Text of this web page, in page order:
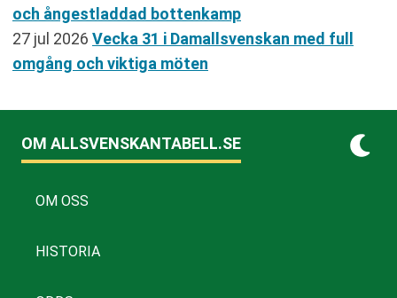
och ångestladdad bottenkamp
27 jul 2026 Vecka 31 i Damallsvenskan med full
omgång och viktiga möten
OM ALLSVENSKANTABELL.SE
OM OSS
HISTORIA